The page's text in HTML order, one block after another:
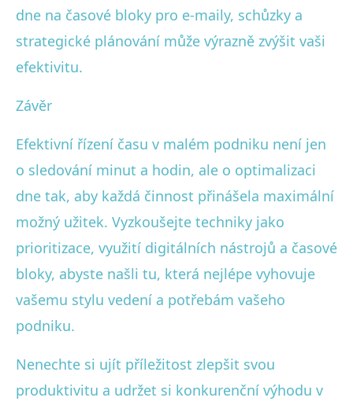
dne na časové bloky pro e-maily, schůzky a
strategické plánování může výrazně zvýšit vaši
efektivitu.
Závěr
Efektivní řízení času v malém podniku není jen
o sledování minut a hodin, ale o optimalizaci
dne tak, aby každá činnost přinášela maximální
možný užitek. Vyzkoušejte techniky jako
prioritizace, využití digitálních nástrojů a časové
bloky, abyste našli tu, která nejlépe vyhovuje
vašemu stylu vedení a potřebám vašeho
podniku.
Nenechte si ujít příležitost zlepšit svou
produktivitu a udržet si konkurenční výhodu v